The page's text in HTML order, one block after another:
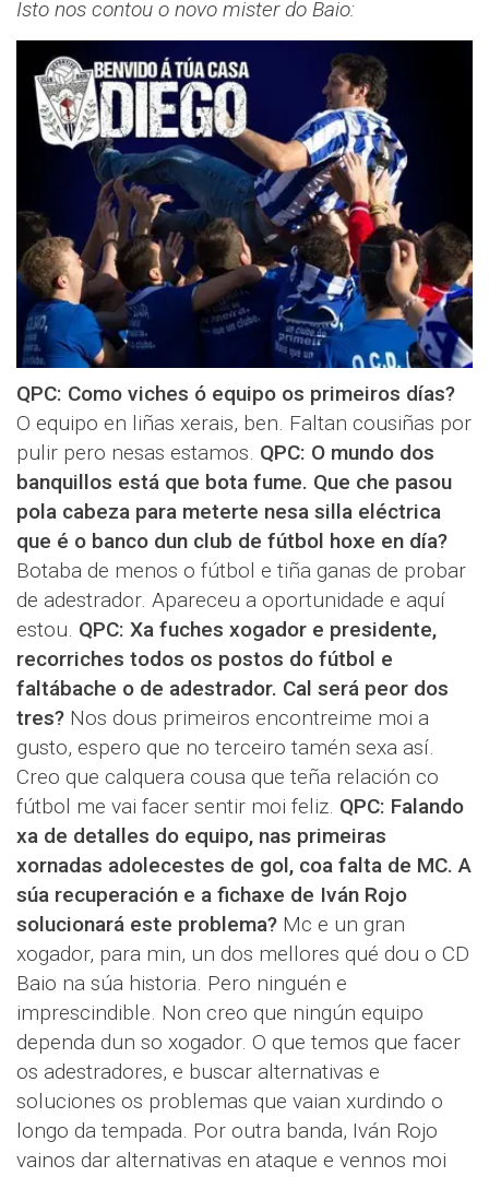
Isto nos contou o novo mister do Baio:
QPC: Como viches ó equipo os primeiros días?
O equipo en liñas xerais, ben. Faltan cousiñas por
pulir pero nesas estamos. QPC: O mundo dos
banquillos está que bota fume. Que che pasou
pola cabeza para meterte nesa silla eléctrica
que é o banco dun club de fútbol hoxe en día?
Botaba de menos o fútbol e tiña ganas de probar
de adestrador. Apareceu a oportunidade e aquí
estou. QPC: Xa fuches xogador e presidente,
recorriches todos os postos do fútbol e
faltábache o de adestrador. Cal será peor dos
tres? Nos dous primeiros encontreime moi a
gusto, espero que no terceiro tamén sexa así.
Creo que calquera cousa que teña relación co
fútbol me vai facer sentir moi feliz. QPC: Falando
xa de detalles do equipo, nas primeiras
xornadas adolecestes de gol, coa falta de MC. A
súa recuperación e a fichaxe de Iván Rojo
solucionará este problema? Mc e un gran
xogador, para min, un dos mellores qué dou o CD
Baio na súa historia. Pero ninguén e
imprescindible. Non creo que ningún equipo
dependa dun so xogador. O que temos que facer
os adestradores, e buscar alternativas e
soluciones os problemas que vaian xurdindo o
longo da tempada. Por outra banda, Iván Rojo
vainos dar alternativas en ataque e vennos moi